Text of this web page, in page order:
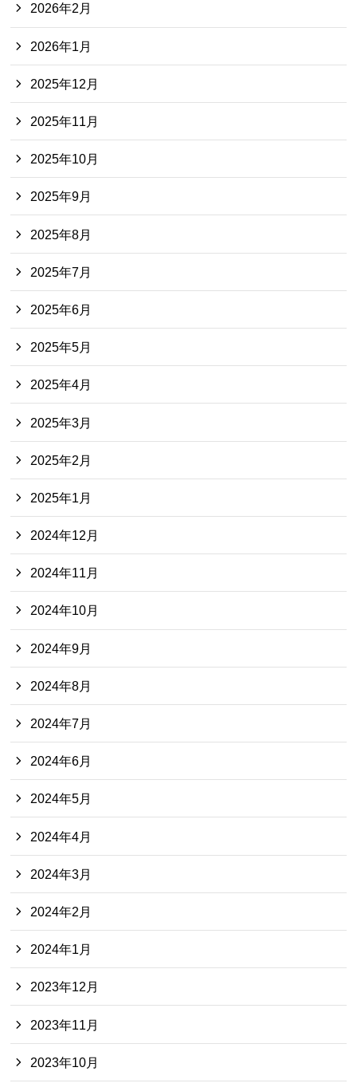
2026年2月
2026年1月
2025年12月
2025年11月
2025年10月
2025年9月
2025年8月
2025年7月
2025年6月
2025年5月
2025年4月
2025年3月
2025年2月
2025年1月
2024年12月
2024年11月
2024年10月
2024年9月
2024年8月
2024年7月
2024年6月
2024年5月
2024年4月
2024年3月
2024年2月
2024年1月
2023年12月
2023年11月
2023年10月